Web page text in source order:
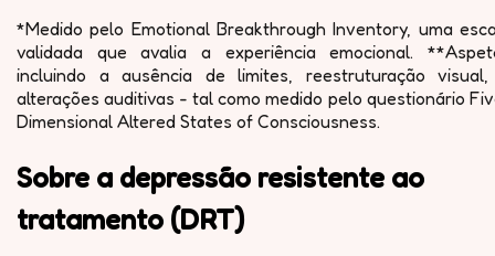
*Medido pelo Emotional Breakthrough Inventory, uma
validada que avalia a experiência emocional.
incluindo a ausência de limites, reestruturação
alterações auditivas - tal como medido pelo questionário
Dimensional Altered States of Consciousness.
Sobre a depressão resistente ao
tratamento (DRT)